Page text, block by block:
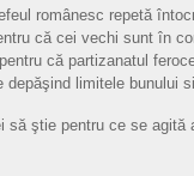
românesc repetă
că cei vechi sunt în
că partizanatul
depăşind limitele bunului
să ştie pentru ce se